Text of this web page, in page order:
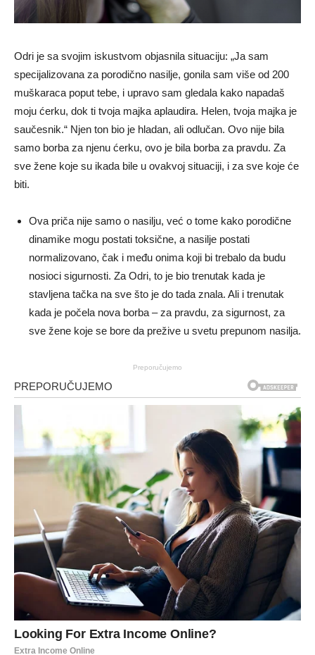
Odri je sa svojim iskustvom objasnila situaciju: „Ja sam
specijalizovana za porodično nasilje, gonila sam više od 200
muškaraca poput tebe, i upravo sam gledala kako napadaš
moju ćerku, dok ti tvoja majka aplaudira. Helen, tvoja majka je
saučesnik.“ Njen ton bio je hladan, ali odlučan. Ovo nije bila
samo borba za njenu ćerku, ovo je bila borba za pravdu. Za
sve žene koje su ikada bile u ovakvoj situaciji, i za sve koje će
biti.
Ova priča nije samo o nasilju, već o tome kako porodične
dinamike mogu postati toksične, a nasilje postati
normalizovano, čak i među onima koji bi trebalo da budu
nosioci sigurnosti. Za Odri, to je bio trenutak kada je
stavljena tačka na sve što je do tada znala. Ali i trenutak
kada je počela nova borba – za pravdu, za sigurnost, za
sve žene koje se bore da prežive u svetu prepunom nasilja.
Preporučujemo